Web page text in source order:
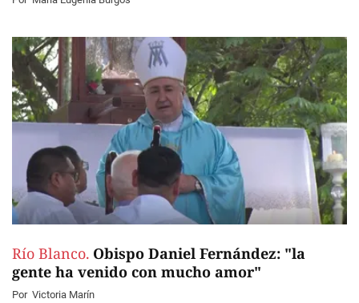
Río Blanco. Obispo Daniel Fernández: "la
gente ha venido con mucho amor"
Por Victoria Marín